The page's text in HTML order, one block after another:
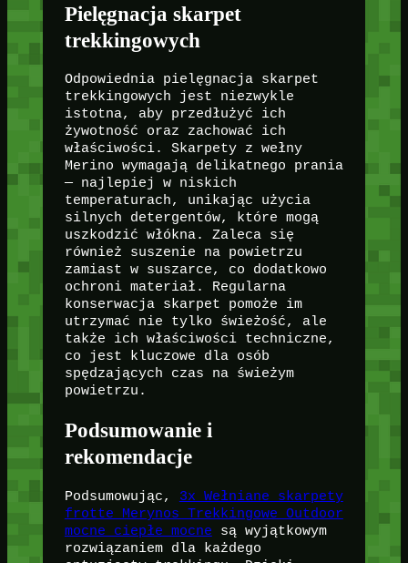
Pielęgnacja skarpet
trekkingowych
Odpowiednia pielęgnacja skarpet
trekkingowych jest niezwykle
istotna, aby przedłużyć ich
żywotność oraz zachować ich
właściwości. Skarpety z wełny
Merino wymagają delikatnego prania
— najlepiej w niskich
temperaturach, unikając użycia
silnych detergentów, które mogą
uszkodzić włókna. Zaleca się
również suszenie na powietrzu
zamiast w suszarce, co dodatkowo
ochroni materiał. Regularna
konserwacja skarpet pomoże im
utrzymać nie tylko świeżość, ale
także ich właściwości techniczne,
co jest kluczowe dla osób
spędzających czas na świeżym
powietrzu.
Podsumowanie i
rekomendacje
Podsumowując, 3x Wełniane skarpety
frotte Merynos Trekkingowe Outdoor
mocne ciepłe mocne są wyjątkowym
rozwiązaniem dla każdego